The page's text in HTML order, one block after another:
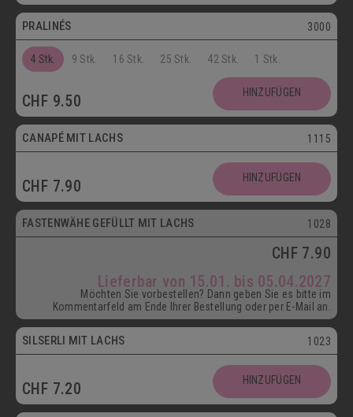
BACKWAREN FASTENWAIE
Postversand
PRALINÉS 3000
4 Stk. 9 Stk. 16 Stk. 25 Stk. 42 Stk. 1 Stk.
CHF 9.50 HINZUFÜGEN
CANAPÉ MIT LACHS 1115
CHF 7.90 HINZUFÜGEN
ab 15.01.
FASTENWÄHE GEFÜLLT MIT LACHS 1028
CHF 7.90
Lieferbar von 15.01. bis 05.04.2027
Möchten Sie vorbestellen? Dann geben Sie es bitte im
Kommentarfeld am Ende Ihrer Bestellung oder per E-Mail an.
SILSERLI MIT LACHS 1023
CHF 7.20 HINZUFÜGEN
Postversand